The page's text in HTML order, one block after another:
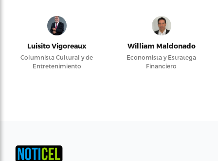
Luisito Vigoreaux
Columnista Cultural y de
Entretenimiento
William Maldonado
Economista y Estratega
Financiero